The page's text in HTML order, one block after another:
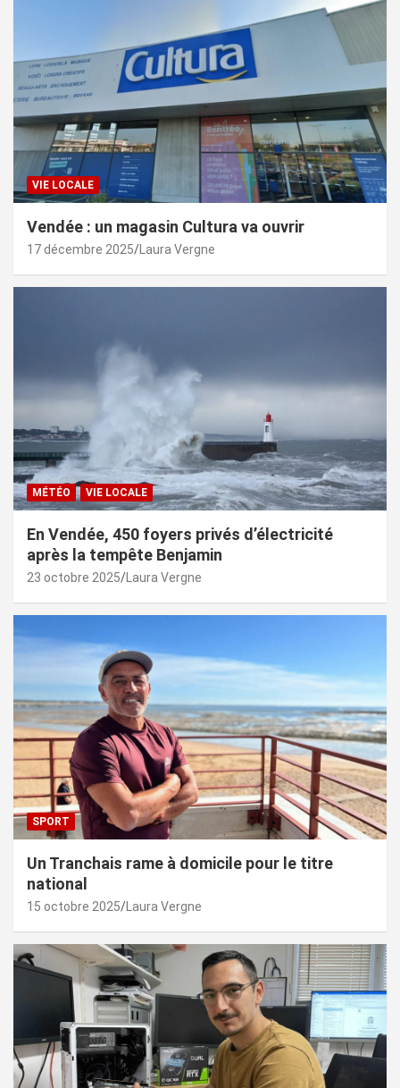
VIE LOCALE
Vendée : un magasin Cultura va ouvrir
17 décembre 2025 Laura Vergne
MÉTÉO VIE LOCALE
En Vendée, 450 foyers privés d’électricité
après la tempête Benjamin
23 octobre 2025 Laura Vergne
SPORT
Un Tranchais rame à domicile pour le titre
national
15 octobre 2025 Laura Vergne